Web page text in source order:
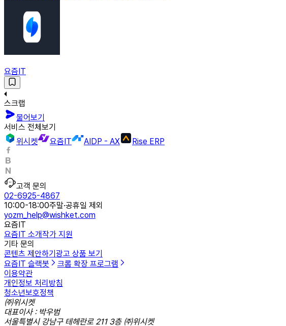
요즘IT
스크랩
물어보기
서비스 전체보기
위시켓
요즘IT AIDP - AX Rise ERP
고객 문의
02-6925-4867
10:00-18:00주말·공휴일 제외
yozm_help@wishket.com
요즘IT
요즘IT 소개작가 지원
기타 문의
콘텐츠 제안하기 광고 상품 보기
요즘IT 슬랙봇
크롬 확장 프로그램
이용약관
개인정보 처리방침
청소년보호정책
㈜위시켓
대표이사 : 박우범
서울특별시 강남구 테헤란로 211 3층 ㈜위시켓